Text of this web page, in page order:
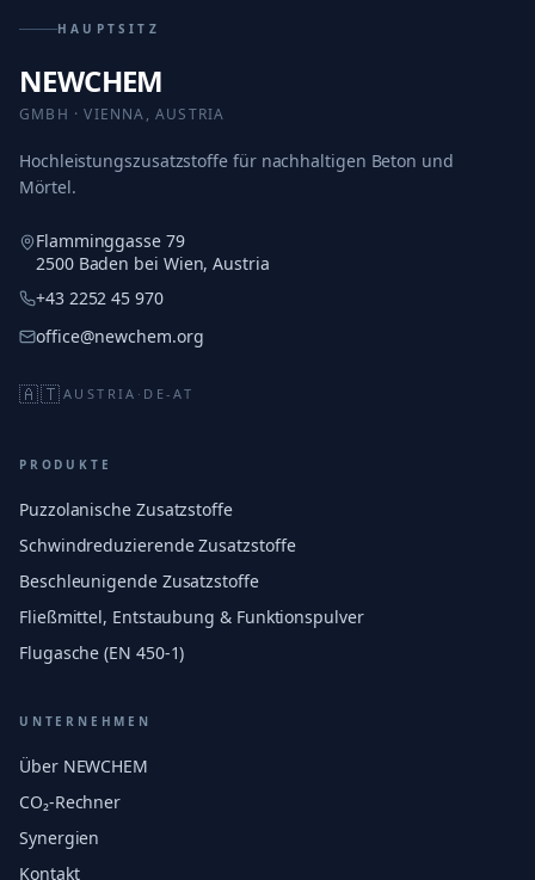
HAUPTSITZ
NEWCHEM
GMBH · VIENNA, AUSTRIA
Hochleistungszusatzstoffe für nachhaltigen Beton und
Mörtel.
Flamminggasse 79
2500 Baden bei Wien, Austria
+43 2252 45 970
office@newchem.org
🇦🇹 AUSTRIA · DE-AT
PRODUKTE
Puzzolanische Zusatzstoffe
Schwindreduzierende Zusatzstoffe
Beschleunigende Zusatzstoffe
Fließmittel, Entstaubung & Funktionspulver
Flugasche (EN 450-1)
UNTERNEHMEN
Über NEWCHEM
CO₂-Rechner
Synergien
Kontakt